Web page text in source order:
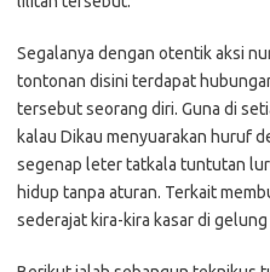
Segalanya dengan otentik aksi
tontonan disini terdapat
tersebut seorang diri. Guna di
kalau Dikau menyuarakan huruf
segenap leter tatkala tuntutan
hidup tanpa aturan. Terkait
sederajat kira-kira kasar di